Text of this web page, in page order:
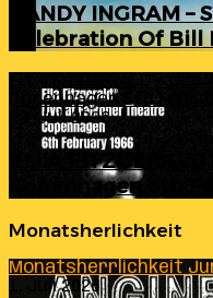
RANDY INGRAM
Celebration Of Bill
ELLA FITZGERALD –
Copenhagen 6th
23. Juli 2026
ELLA
Copenhagen 6th
Monatsherlichkeit
Monatsherrlichkeit
1. Juli 2026